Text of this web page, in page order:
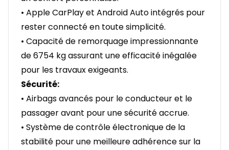
• Apple CarPlay et Android Auto intégrés pour
rester connecté en toute simplicité.
• Capacité de remorquage impressionnante
de 6754 kg assurant une efficacité inégalée
pour les travaux exigeants.
Sécurité:
• Airbags avancés pour le conducteur et le
passager avant pour une sécurité accrue.
• Système de contrôle électronique de la
stabilité pour une meilleure adhérence sur la